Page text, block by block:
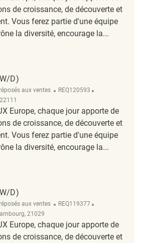
de croissance, de découverte et
Vous ferez partie d'une équipe
la diversité, encourage la...
D)
aux ventes
REQ120593
Europe, chaque jour apporte de
de croissance, de découverte et
Vous ferez partie d'une équipe
la diversité, encourage la...
D)
aux ventes
REQ119377
21029
Europe, chaque jour apporte de
de croissance, de découverte et